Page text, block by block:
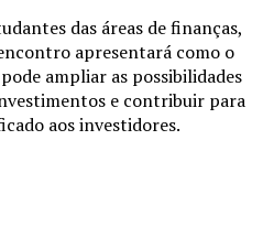
das áreas de finanças,
apresentará como o
ampliar as possibilidades
e contribuir para
aos investidores.